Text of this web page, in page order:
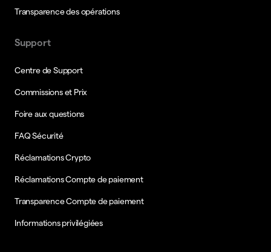
Transparence des opérations
Support
Centre de Support
Commissions et Prix
Foire aux questions
FAQ Sécurité
Réclamations Crypto
Réclamations Compte de paiement
Transparence Compte de paiement
Informations privilégiées